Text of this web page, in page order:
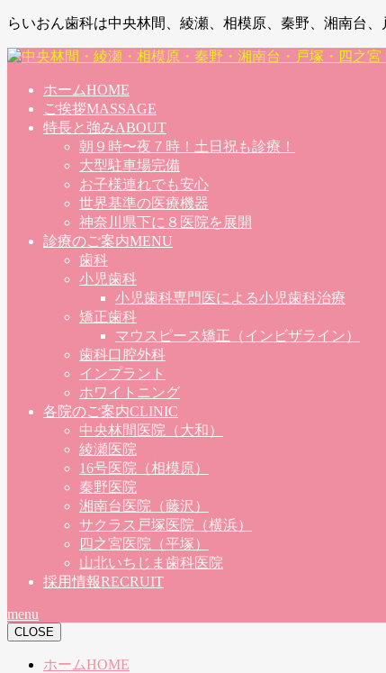
らいおん歯科は中央林間、綾瀬、相模原、秦野、湘南台
ホームHOME
ご挨拶MASSAGE
特長と強みABOUT
朝９時〜夜７時！土日祝も診療！
大型駐車場完備
お子様連れでも安心
世界基準の医療機器
神奈川県下に８医院を展開
診療のご案内MENU
歯科
小児歯科
小児歯科専門医による小児歯科治療
矯正歯科
マウスピース矯正（インビザライン）
歯科口腔外科
インプラント
ホワイトニング
各院のご案内CLINIC
中央林間医院（大和）
綾瀬医院
16号医院（相模原）
秦野医院
湘南台医院（藤沢）
サクラス戸塚医院（横浜）
四之宮医院（平塚）
山北いちじま歯科医院
採用情報RECRUIT
menu
CLOSE
ホームHOME